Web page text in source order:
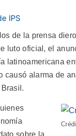
IPS
de la prensa
luto oficial, el
latinoamericana
causó alarma de